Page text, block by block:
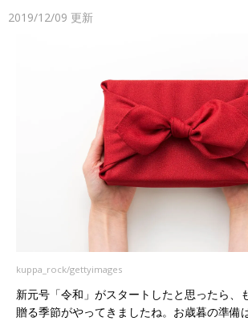
2019/12/09 更新
kuppa_rock/gettyimages
新元号「令和」がスタートしたと思ったら、
贈る季節がやってきましたね。お歳暮の準備